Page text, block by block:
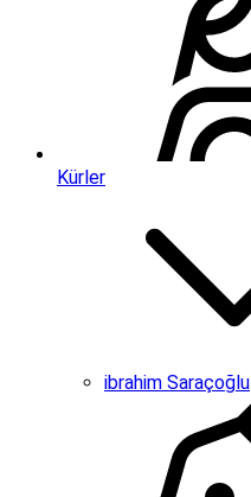
Kürler
ibrahim Saraçoğlu